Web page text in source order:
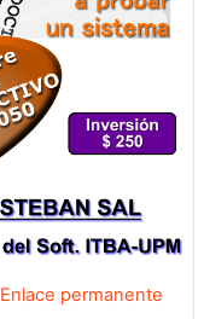
Enlace permanente